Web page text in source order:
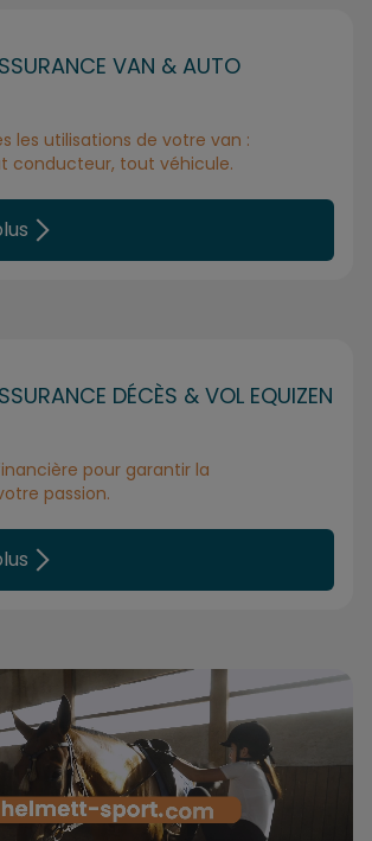
VAN & AUTO
les utilisations de votre van :
conducteur, tout véhicule.
DÉCÈS & VOL EQUIZEN
pour garantir la
passion.